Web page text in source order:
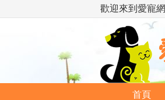
歡迎來到愛寵網
首頁